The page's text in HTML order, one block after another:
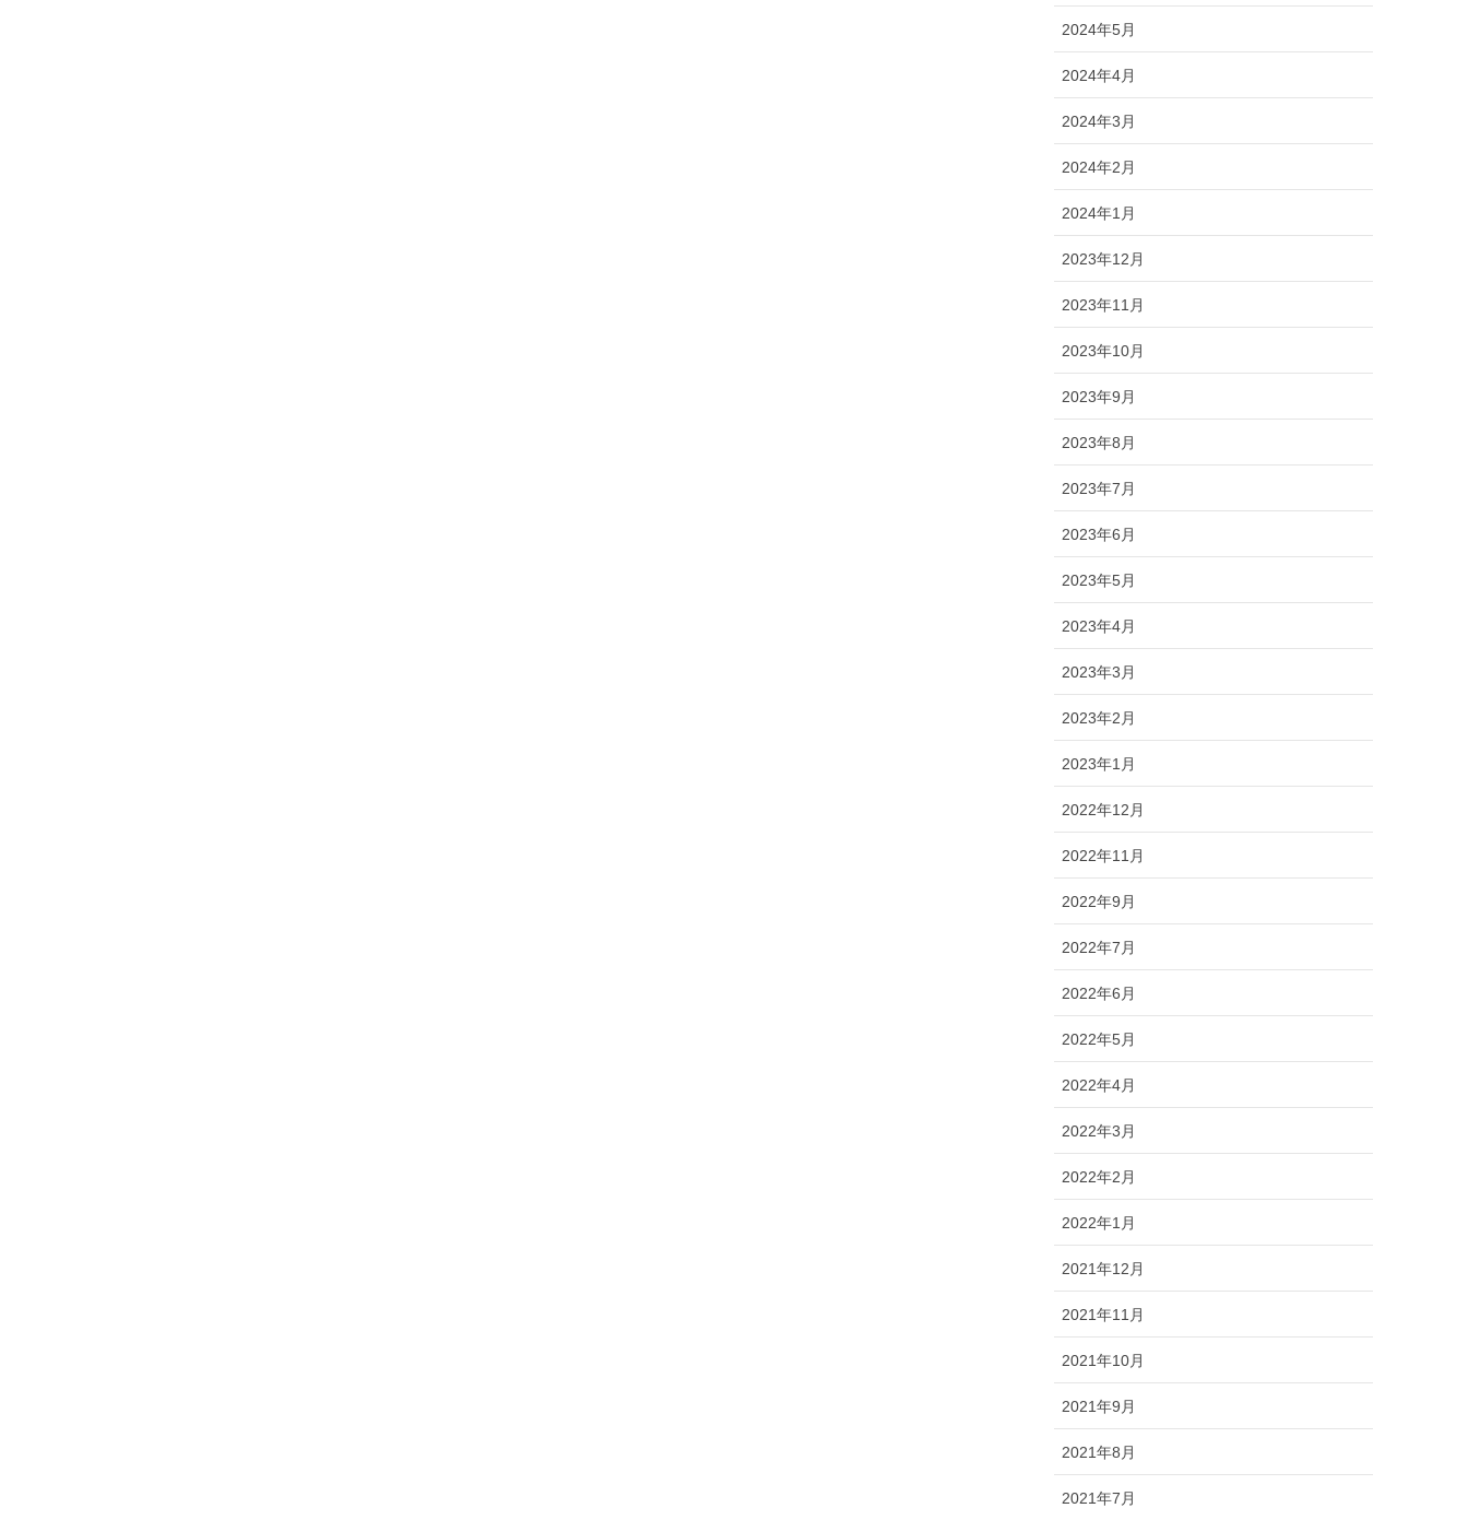
2024年5月
2024年4月
2024年3月
2024年2月
2024年1月
2023年12月
2023年11月
2023年10月
2023年9月
2023年8月
2023年7月
2023年6月
2023年5月
2023年4月
2023年3月
2023年2月
2023年1月
2022年12月
2022年11月
2022年9月
2022年7月
2022年6月
2022年5月
2022年4月
2022年3月
2022年2月
2022年1月
2021年12月
2021年11月
2021年10月
2021年9月
2021年8月
2021年7月